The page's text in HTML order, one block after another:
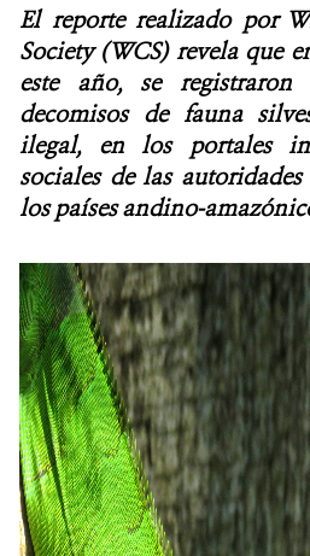
WCS
ALIADOS Y
COBERTURA EN MEDIOS
MECANISMO DE ATENCIÓN DE
DONA
El reporte realizado por
Society (WCS) revela que
este año, se registraron
decomisos de fauna
ilegal, en los portales
sociales de las
los países andino-